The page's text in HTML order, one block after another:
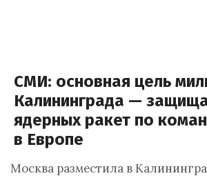
СМИ: основная цель
Калининграда —
ядерных ракет по
в Европе
Москва разместила в